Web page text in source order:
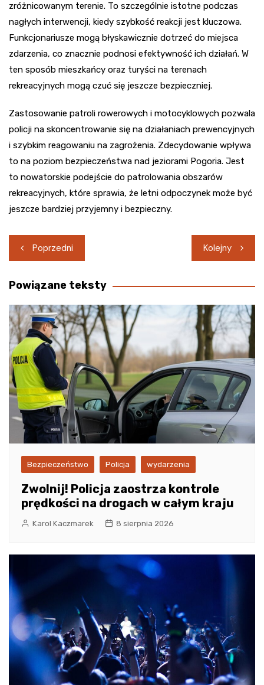
zróżnicowanym terenie. To szczególnie istotne podczas
nagłych interwencji, kiedy szybkość reakcji jest kluczowa.
Funkcjonariusze mogą błyskawicznie dotrzeć do miejsca
zdarzenia, co znacznie podnosi efektywność ich działań. W
ten sposób mieszkańcy oraz turyści na terenach
rekreacyjnych mogą czuć się jeszcze bezpieczniej.
Zastosowanie patroli rowerowych i motocyklowych pozwala
policji na skoncentrowanie się na działaniach prewencyjnych
i szybkim reagowaniu na zagrożenia. Zdecydowanie wpływa
to na poziom bezpieczeństwa nad jeziorami Pogoria. Jest
to nowatorskie podejście do patrolowania obszarów
rekreacyjnych, które sprawia, że letni odpoczynek może być
jeszcze bardziej przyjemny i bezpieczny.
Nawigacja
wpisu
Poprzedni Kolejny
Powiązane teksty
Bezpieczeństwo Policja wydarzenia
Zwolnij! Policja zaostrza kontrole
prędkości na drogach w całym kraju
Karol Kaczmarek 8 sierpnia 2026